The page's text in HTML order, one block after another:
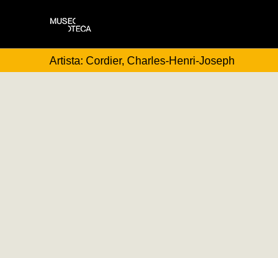
Artista: Cordier, Charles-Henri-Joseph